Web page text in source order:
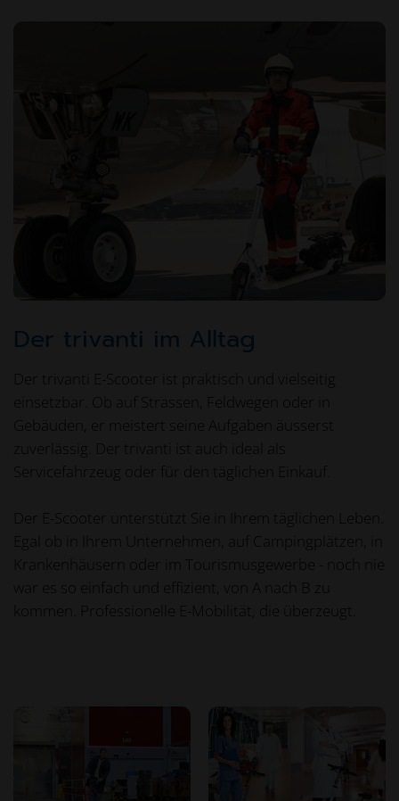
Der trivanti im Alltag
Der trivanti E-Scooter ist praktisch und vielseitig
einsetzbar. Ob auf Strassen, Feldwegen oder in
Gebäuden, er meistert seine Aufgaben äusserst
zuverlässig. Der trivanti ist auch ideal als
Servicefahrzeug oder für den täglichen Einkauf.
Der E-Scooter unterstützt Sie in Ihrem täglichen Leben.
Egal ob in Ihrem Unternehmen, auf Campingplätzen, in
Krankenhäusern oder im Tourismusgewerbe - noch nie
war es so einfach und effizient, von A nach B zu
kommen. Professionelle E-Mobilität, die überzeugt.